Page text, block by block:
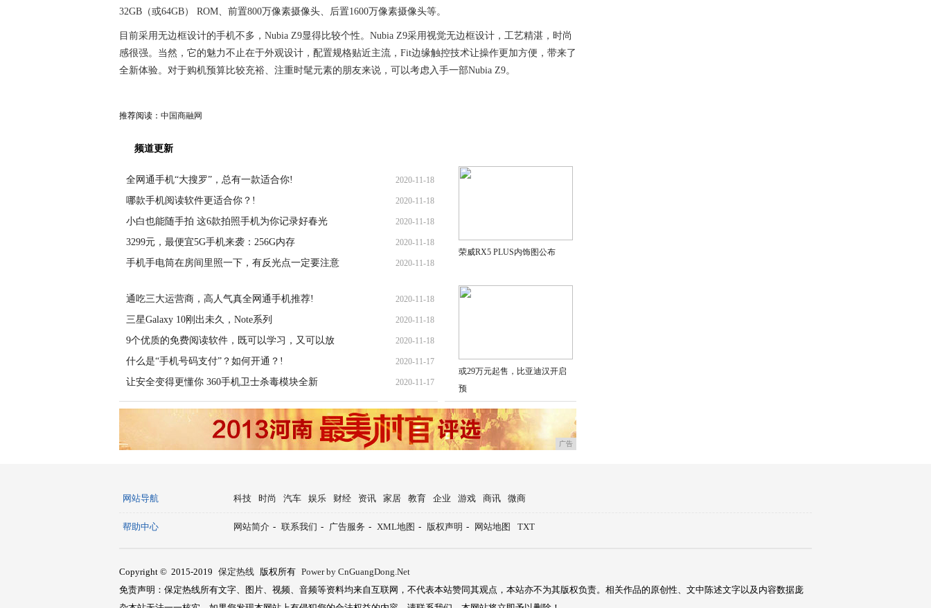
32GB（或64GB） ROM、前置800万像素摄像头、后置1600万像素摄像头等。
目前采用无边框设计的手机不多，Nubia Z9显得比较个性。Nubia Z9采用视觉无边框设计，工艺精湛，时尚
感很强。当然，它的魅力不止在于外观设计，配置规格贴近主流，Fit边缘触控技术让操作更加方便，带来了
全新体验。对于购机预算比较充裕、注重时髦元素的朋友来说，可以考虑入手一部Nubia Z9。
推荐阅读： 中国商融网
频道更新
全网通手机“大搜罗”，总有一款适合你! 2020-11-18
哪款手机阅读软件更适合你？! 2020-11-18
小白也能随手拍 这6款拍照手机为你记录好春光 2020-11-18
3299元，最便宜5G手机来袭：256G内存 2020-11-18
手机手电筒在房间里照一下，有反光点一定要注意 2020-11-18
通吃三大运营商，高人气真全网通手机推荐! 2020-11-18
三星Galaxy 10刚出未久，Note系列 2020-11-18
9个优质的免费阅读软件，既可以学习，又可以放 2020-11-18
什么是“手机号码支付”？如何开通？! 2020-11-17
让安全变得更懂你 360手机卫士杀毒模块全新 2020-11-17
荣威RX5 PLUS内饰图公布
或29万元起售，比亚迪汉开启
预
广告
网站导航 科技 时尚 汽车 娱乐 财经 资讯 家居 教育 企业 游戏 商讯 微商
帮助中心 网站简介 - 联系我们 - 广告服务 - XML地图 - 版权声明 - 网站地图 TXT
Copyright © 2015-2019 保定热线 版权所有 Power by CnGuangDong.Net
免责声明：保定热线所有文字、图片、视频、音频等资料均来自互联网，不代表本站赞同其观点，本站亦不为其版权负责。相关作品的原创性、文中陈述文字以及内容数据庞